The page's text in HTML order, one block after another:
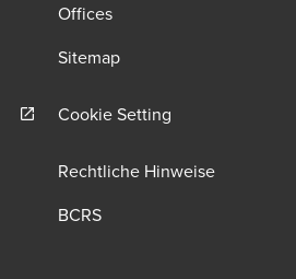
Offices
Sitemap
Opens in a new window/tab
Cookie Setting
Rechtliche Hinweise
BCRS